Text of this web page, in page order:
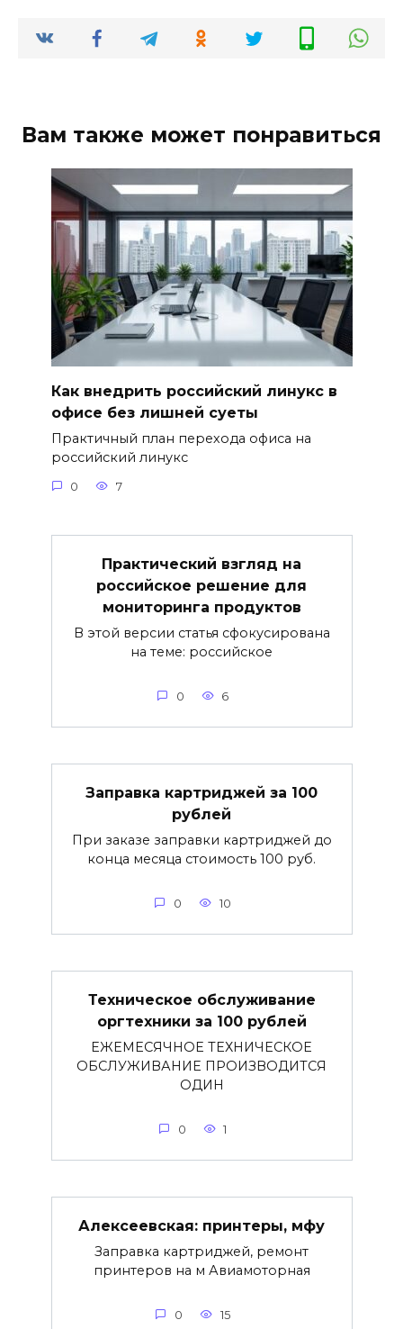
Вам также может понравиться
Как внедрить российский линукс в
офисе без лишней суеты
Практичный план перехода офиса на
российский линукс
0 7
Практический взгляд на
российское решение для
мониторинга продуктов
В этой версии статья сфокусирована
на теме: российское
0 6
Заправка картриджей за 100
рублей
При заказе заправки картриджей до
конца месяца стоимость 100 руб.
0 10
Техническое обслуживание
оргтехники за 100 рублей
ЕЖЕМЕСЯЧНОЕ ТЕХНИЧЕСКОЕ
ОБСЛУЖИВАНИЕ ПРОИЗВОДИТСЯ
ОДИН
0 1
Алексеевская: принтеры, мфу
Заправка картриджей, ремонт
принтеров на м Авиамоторная
0 15